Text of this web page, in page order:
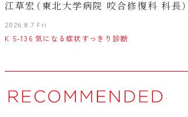
江草宏（東北大学病院 咬合修復科 科長）
2026.8.7 Fri
K 5-136 気になる症状すっきり診断